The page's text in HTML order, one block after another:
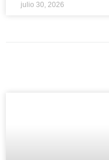
julio 30, 2026